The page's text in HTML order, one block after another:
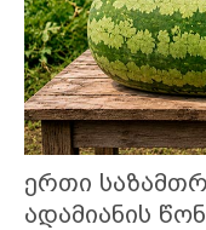
ერთი
ადამიანის